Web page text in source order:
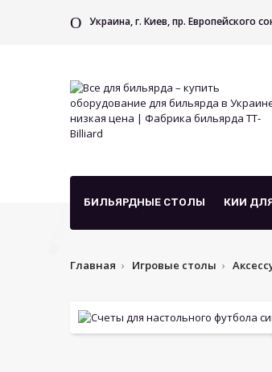
Украина, г. Киев, пр. Европейского
БИЛЬЯРДНЫЕ СТОЛЫ КИИ
Главная Игровые столы